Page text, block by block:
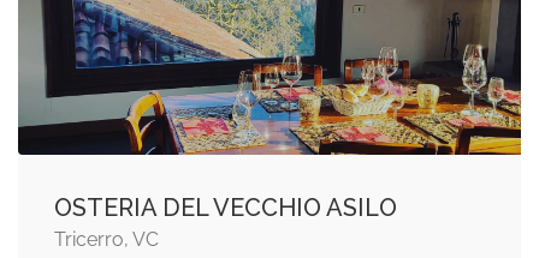
OSTERIA DEL VECCHIO ASILO
Tricerro, VC